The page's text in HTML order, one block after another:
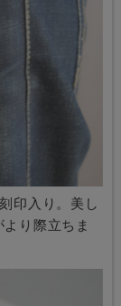
印入り。美し
り際立ちま